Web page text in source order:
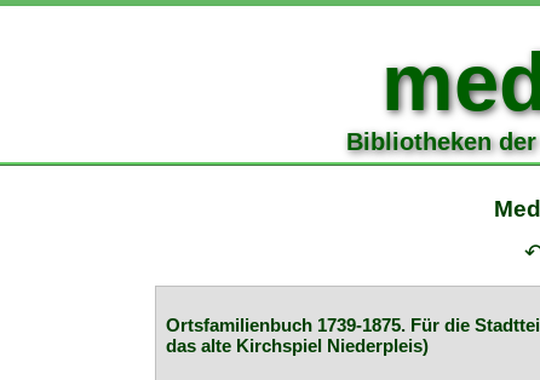
Bibliotheken
Ortsfamilienbuch 1739-1875. Für die
das alte Kirchspiel Niederpleis)